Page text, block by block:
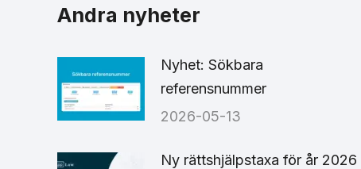
Andra nyheter
Nyhet: Sökbara
referensnummer
2026-05-13
Ny rättshjälpstaxa för år 2026